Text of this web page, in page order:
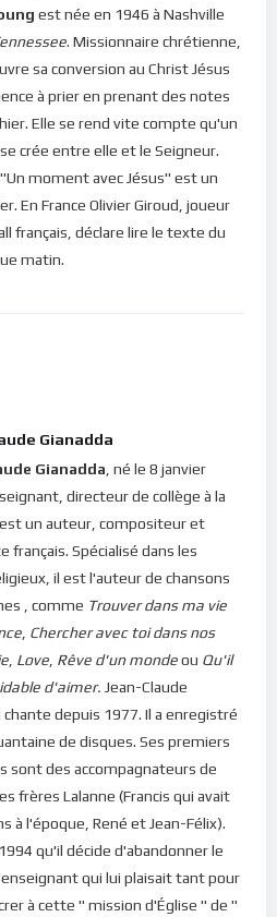
par les influx venant du ciel.
coeur de l’amour propre ou
l’enfer en nous : nos pensées
influx venant de l’enfer. Voilà
de problèmes lorsque son coeur
haine, rancoeur, etc.). Et
décidons de nous éloigner de
divins qui nous remplissent :
regénérées et nous
le désir de le chercher mais nous
nous sommes exhortés en ce jour
aux publications, veuillez
id=2 label=”S’abonner”
sur le site (afin d’être en mesure
et pour les publications,
est née en 1946 à Nashville
. Missionnaire chrétienne,
sa conversion au Christ Jésus
à prier en prenant des notes
Elle se rend vite compte qu'un
crée entre elle et le Seigneur.
moment avec Jésus" est un
En France Olivier Giroud, joueur
français, déclare lire le texte du
matin.
Gianadda
Gianadda , né le 8 janvier
directeur de collège à la
un auteur, compositeur et
français. Spécialisé dans les
il est l'auteur de chansons
, comme Trouver dans ma vie
Chercher avec toi dans nos
Love Rêve d'un mondeou Qu'il
d'aimer. Jean-Claude
chante depuis 1977. Il a enregistré
de disques. Ses premiers
sont des accompagnateurs de
frères Lalanne (Francis qui avait
à l'époque, René et Jean-Félix).
qu'il décide d'abandonner le
qui lui plaisait tant pour
à cette " mission d'Église " de "